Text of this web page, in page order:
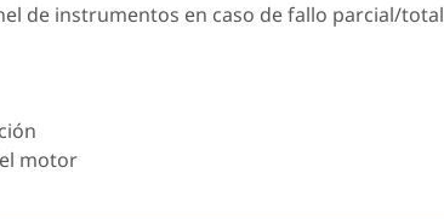
de instrumentos en caso de fallo parcial/total
motor